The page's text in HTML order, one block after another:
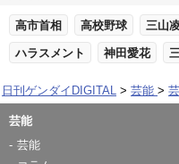
高市首相 高校野球 三山
ハラスメント 神田愛花
日刊ゲンダイDIGITAL 芸能
芸能
芸能